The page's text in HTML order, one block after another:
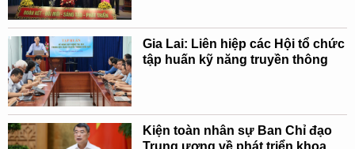
Gia Lai: Liên hiệp các Hội tổ chức
tập huấn kỹ năng truyền thông
Kiện toàn nhân sự Ban Chỉ đạo
Trung ương về phát triển khoa